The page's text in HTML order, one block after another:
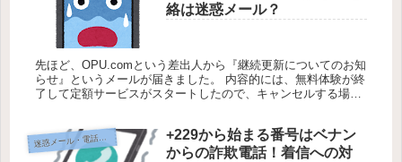
絡は迷惑メール？
先ほど、OPU.comという差出人から『継続更新についてのお知
らせ』というメールが届きました。 内容的には、無料体験が終
了して定額サービスがスタートしたので、キャンセルする場合
迷
惑メール・電話対策
+229から始まる番号はベナン
からの詐欺電話！着信への対